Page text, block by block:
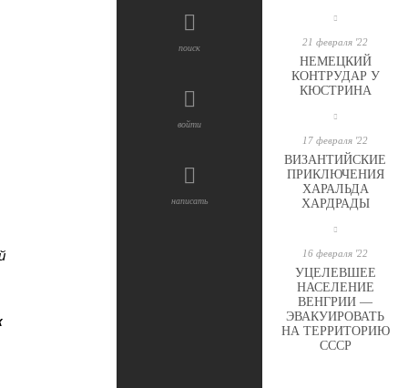
поиск
войти
написать
21 февраля '22
НЕМЕЦКИЙ
КОНТРУДАР У
КЮСТРИНА
17 февраля '22
ВИЗАНТИЙСКИЕ
ПРИКЛЮЧЕНИЯ
ХАРАЛЬДА
ХАРДРАДЫ
16 февраля '22
УЦЕЛЕВШЕЕ
НАСЕЛЕНИЕ
ВЕНГРИИ —
ЭВАКУИРОВАТЬ
НА ТЕРРИТОРИЮ
СССР